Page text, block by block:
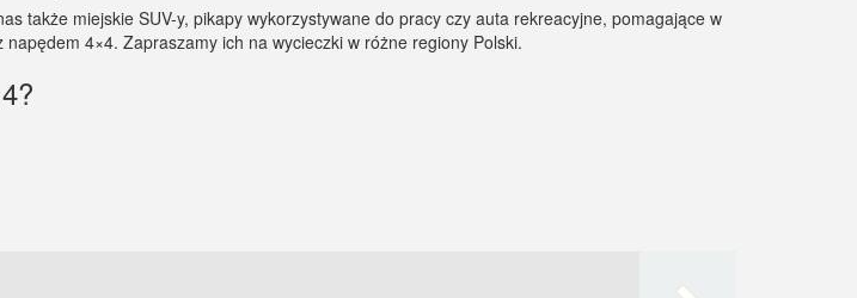
także miejskie SUV-y, pikapy wykorzystywane do pracy czy auta rekreacyjne, pomagające w
4×4. Zapraszamy ich na wycieczki w różne regiony Polski.